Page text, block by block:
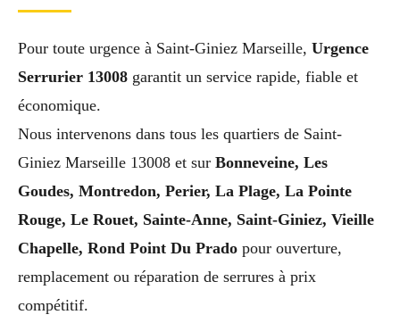
Pour toute urgence à Saint-Giniez Marseille, Urgence
Serrurier 13008 garantit un service rapide, fiable et
économique.
Nous intervenons dans tous les quartiers de Saint-
Giniez Marseille 13008 et sur Bonneveine, Les
Goudes, Montredon, Perier, La Plage, La Pointe
Rouge, Le Rouet, Sainte-Anne, Saint-Giniez, Vieille
Chapelle, Rond Point Du Prado pour ouverture,
remplacement ou réparation de serrures à prix
compétitif.